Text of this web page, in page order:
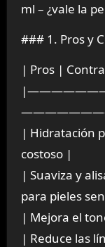
ml – ¿vale la
### 1. Pros y
| Pros |
| Hidratación
costoso |
| Suaviza y
para pieles
| Mejora el
| Reduce las